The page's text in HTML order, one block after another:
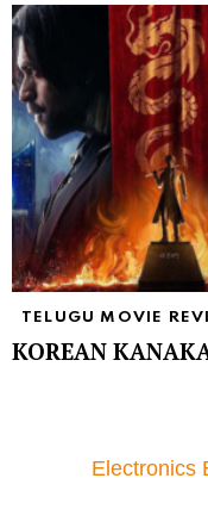
TELUGU MOVIE
KOREAN
Electronics